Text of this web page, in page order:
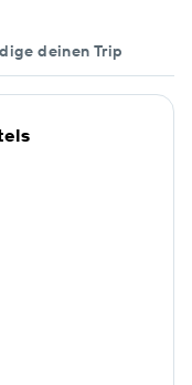
deinen Trip